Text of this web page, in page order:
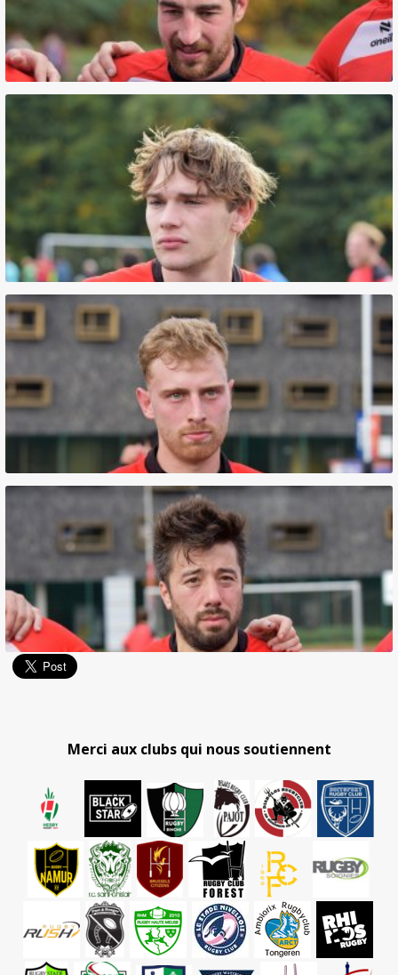
Merci aux clubs qui nous soutiennent